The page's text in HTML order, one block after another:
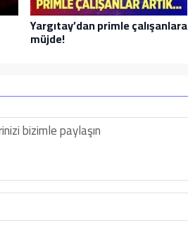
Yargıtay’dan primle çalışanlara
müjde!